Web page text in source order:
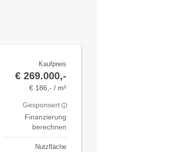
Kaufpreis
€ 269.000,-
€ 186,- / m²
Gesponsert
Finanzierung
berechnen
Nutzfläche